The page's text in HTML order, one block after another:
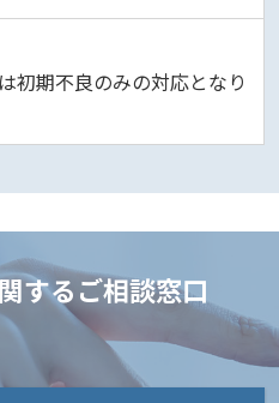
初期不良のみの対応となり
するご相談窓口